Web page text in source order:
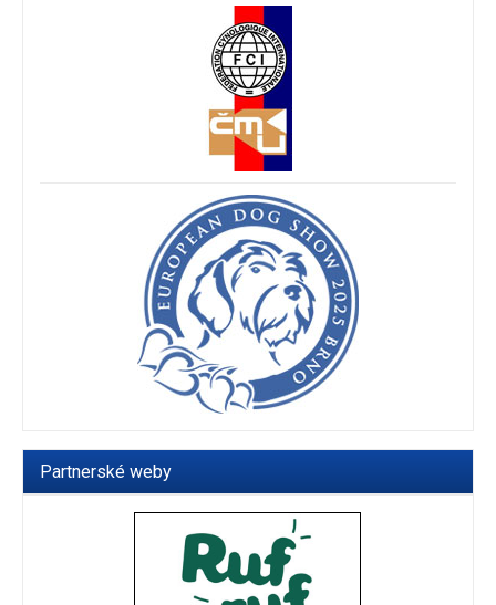
Partnerské weby